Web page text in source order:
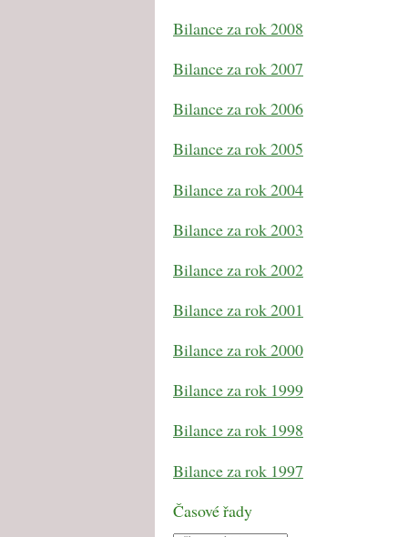
Bilance za rok 2008
Bilance za rok 2007
Bilance za rok 2006
Bilance za rok 2005
Bilance za rok 2004
Bilance za rok 2003
Bilance za rok 2002
Bilance za rok 2001
Bilance za rok 2000
Bilance za rok 1999
Bilance za rok 1998
Bilance za rok 1997
Časové řady